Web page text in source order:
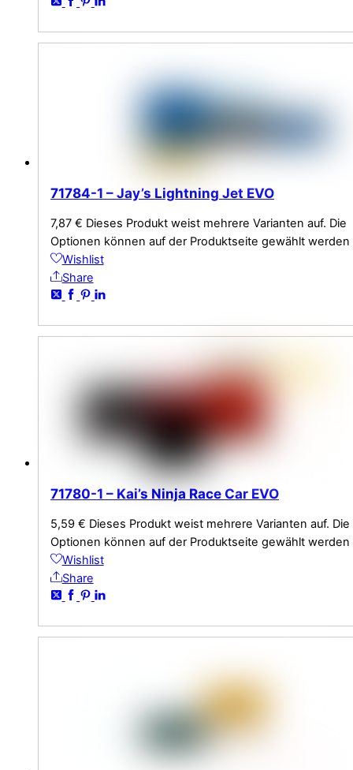
71784-1 – Jay’s Lightning Jet EVO
7,87 € Dieses Produkt weist mehrere Varianten auf. Die
Optionen können auf der Produktseite gewählt werden
Wishlist
Share
71780-1 – Kai’s Ninja Race Car EVO
5,59 € Dieses Produkt weist mehrere Varianten auf. Die
Optionen können auf der Produktseite gewählt werden
Wishlist
Share